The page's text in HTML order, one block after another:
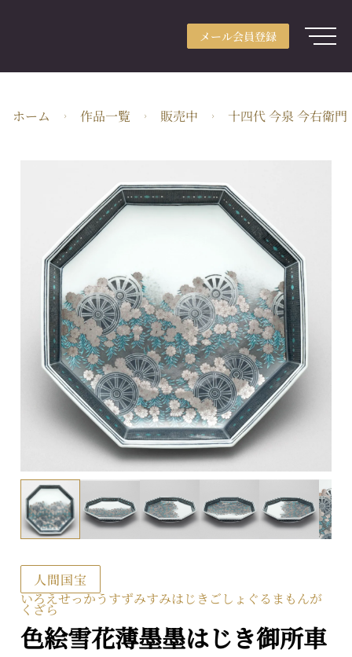
メール会員登録
用途別検索
ガイド
JA・JPY
株式会社ARTerrace
〒104-0031 東京都中央区京橋二丁目2番1号
ARTerraceとは プライバシーポリシー
ホーム 作品一覧 販売中 十四代 今泉 今右衛門
人間国宝
いろえせっかうすずみすみはじきごしょぐるまもんが
くざら
色絵雪花薄墨墨はじき御所車